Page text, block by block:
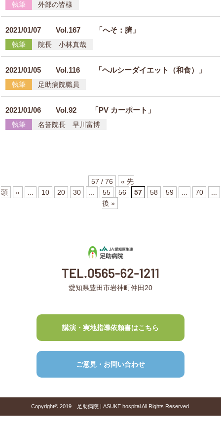
執筆 外部の皆様
2021/01/07Vol.167 「へそ：臍」
執筆 院長 小林真哉
2021/01/05Vol.116 「ヘルシーダイエット（和食）」
執筆 足助病院職員
2021/01/06Vol.92 「PV カーポート」
執筆 名誉院長 早川富博
57 / 76
« 先
頭
« ... 10 20 30 ... 55 56 57 58 59 ... 70
...
後 »
愛知県豊田市岩神町仲田20
講演・実地指導依頼書はこちら
ご意見・お問い合わせ
Copyright© 2019 足助病院 | ASUKE hospital All Rights Reserved.